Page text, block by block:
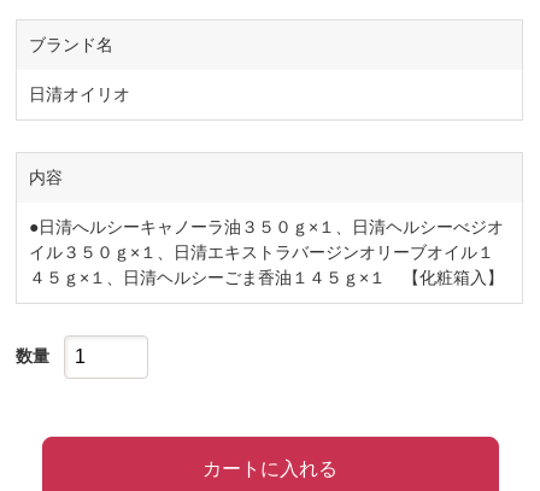
ブランド名
日清オイリオ
内容
●日清へルシーキャノーラ油３５０ｇ×１、日清ヘルシーべジオ
イル３５０ｇ×１、日清エキストラバージンオリーブオイル１
４５ｇ×１、日清ヘルシーごま香油１４５ｇ×１ 【化粧箱入】
数量
カートに入れる